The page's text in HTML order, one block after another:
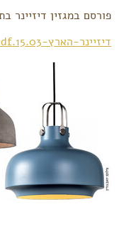
פורסם במגזין דיזיינר בתאריך
דיזיינר-הארץ-15.03.pdf